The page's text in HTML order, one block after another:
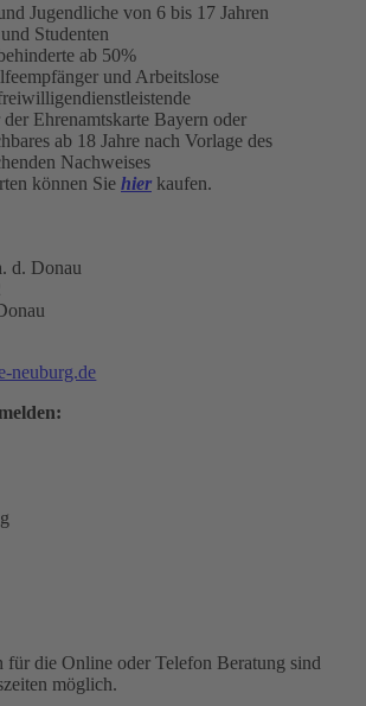
Jugendliche von 6 bis 17 Jahren
Studenten
ab 50%
und Arbeitslose
der Ehrenamtskarte Bayern oder
ab 18 Jahre nach Vorlage des
Nachweises
können Sie hier kaufen.
d. Donau
neuburg.de
für die Online oder Telefon Beratung sind
möglich.